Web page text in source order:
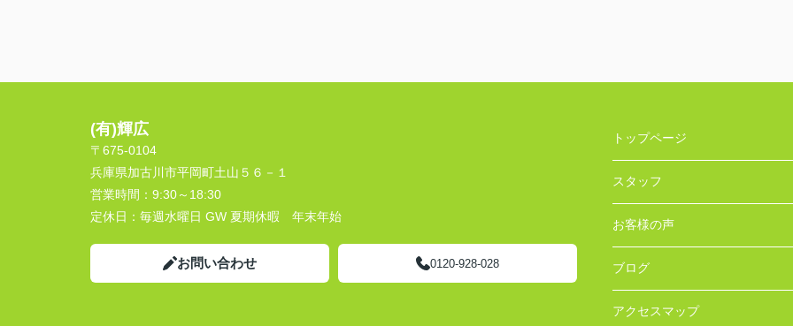
(有)輝広
〒675-0104
兵庫県加古川市平岡町土山５６－１
営業時間： 9:30～18:30
定休日： 毎週水曜日 GW 夏期休暇 年末年始
お問い合わせ 0120-928-028
トップページ
スタッフ
お客様の声
ブログ
アクセスマップ